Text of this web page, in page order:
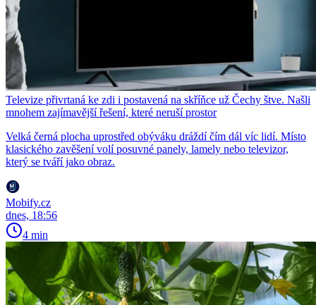
Televize přivrtaná ke zdi i postavená na skříňce už Čechy štve. Našli
mnohem zajímavější řešení, které neruší prostor
Velká černá plocha uprostřed obýváku dráždí čím dál víc lidí. Místo
klasického zavěšení volí posuvné panely, lamely nebo televizor,
který se tváří jako obraz.
Mobify.cz
dnes, 18:56
4 min